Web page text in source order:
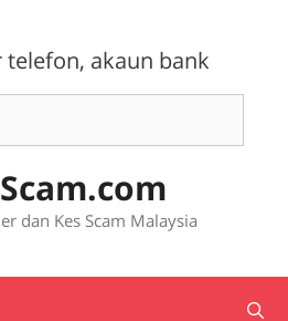
akaun bank
dan Kes Scam Malaysia